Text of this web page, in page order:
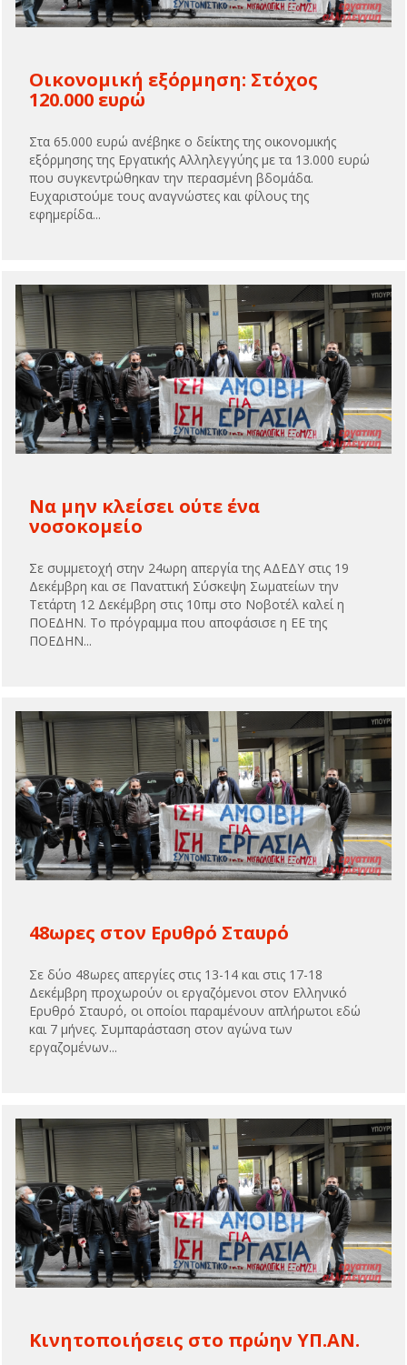
Οικονομική εξόρμηση: Στόχος
120.000 ευρώ
Στα 65.000 ευρώ ανέβηκε ο δείκτης της οικονομικής
εξόρμησης της Εργατικής Αλληλεγγύης με τα 13.000 ευρώ
που συγκεντρώθηκαν την περασμένη βδομάδα.
Ευχαριστούμε τους αναγνώστες και φίλους της
εφημερίδα...
Να μην κλείσει ούτε ένα
νοσοκομείο
Σε συμμετοχή στην 24ωρη απεργία της ΑΔΕΔΥ στις 19
Δεκέμβρη και σε Παναττική Σύσκεψη Σωματείων την
Τετάρτη 12 Δεκέμβρη στις 10πμ στο Νοβοτέλ καλεί η
ΠΟΕΔΗΝ. Το πρόγραμμα που αποφάσισε η ΕΕ της
ΠΟΕΔΗΝ...
48ωρες στον Ερυθρό Σταυρό
Σε δύο 48ωρες απεργίες στις 13-14 και στις 17-18
Δεκέμβρη προχωρούν οι εργαζόμενοι στον Ελληνικό
Ερυθρό Σταυρό, οι οποίοι παραμένουν απλήρωτοι εδώ
και 7 μήνες. Συμπαράσταση στον αγώνα των
εργαζομένων...
Κινητοποιήσεις στο πρώην ΥΠ.ΑΝ.